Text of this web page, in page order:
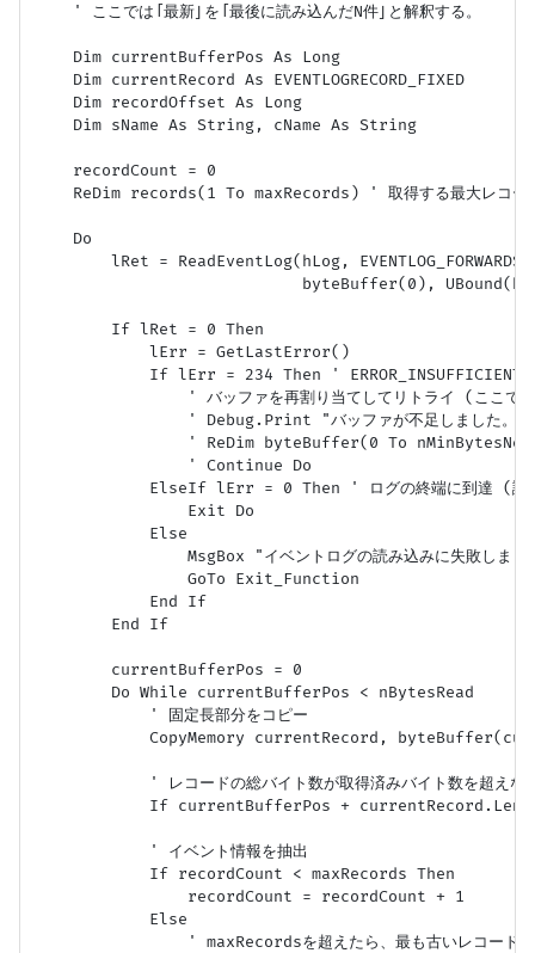
    ' ここでは「最新」を「最後に読み込んだN件」と解釈する。
    Dim currentBufferPos As Long
    Dim currentRecord As EVENTLOGRECORD_FIXED
    Dim recordOffset As Long
    Dim sName As String, cName As String
    recordCount = 0
ReDim records(1 To maxRecords) ' 取得する最大レコード
    Do
lRet = ReadEventLog(hLog,
byteBuffer(0),
        If lRet = 0 Then
            lErr = GetLastError()
If lErr = 234 Then '
' バッファを再割り当てしてリトライ (ここでは
' Debug.Print "バッファが不足しました。
' ReDim byteBuffer(0 To
                ' Continue Do
ElseIf lErr = 0 Then ' ログの終端に到達 (読み
                Exit Do
            Else
MsgBox "イベントログの読み込みに失敗しま
                GoTo Exit_Function
            End If
        End If
        currentBufferPos = 0
        Do While currentBufferPos < nBytesRead
            ' 固定長部分をコピー
CopyMemory currentRecord,
' レコードの総バイト数が取得済みバイト数を超えな
If currentBufferPos +
            ' イベント情報を抽出
            If recordCount < maxRecords Then
                recordCount = recordCount + 1
            Else
' maxRecordsを超えたら、最も古いレコードを